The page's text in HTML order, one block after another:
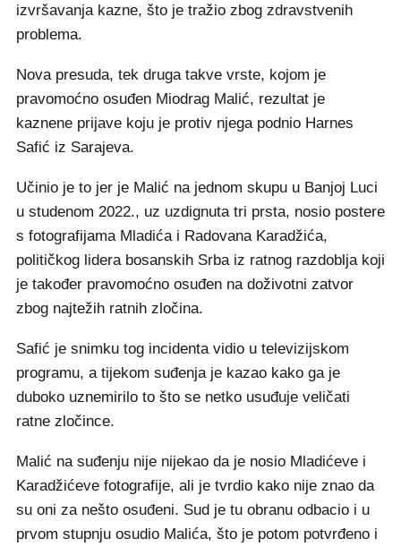
izvršavanja kazne, što je tražio zbog zdravstvenih
problema.
Nova presuda, tek druga takve vrste, kojom je
pravomoćno osuđen Miodrag Malić, rezultat je
kaznene prijave koju je protiv njega podnio Harnes
Safić iz Sarajeva.
Učinio je to jer je Malić na jednom skupu u Banjoj Luci
u studenom 2022., uz uzdignuta tri prsta, nosio postere
s fotografijama Mladića i Radovana Karadžića,
političkog lidera bosanskih Srba iz ratnog razdoblja koji
je također pravomoćno osuđen na doživotni zatvor
zbog najtežih ratnih zločina.
Safić je snimku tog incidenta vidio u televizijskom
programu, a tijekom suđenja je kazao kako ga je
duboko uznemirilo to što se netko usuđuje veličati
ratne zločince.
Malić na suđenju nije nijekao da je nosio Mladićeve i
Karadžićeve fotografije, ali je tvrdio kako nije znao da
su oni za nešto osuđeni. Sud je tu obranu odbacio i u
prvom stupnju osudio Malića, što je potom potvrđeno i